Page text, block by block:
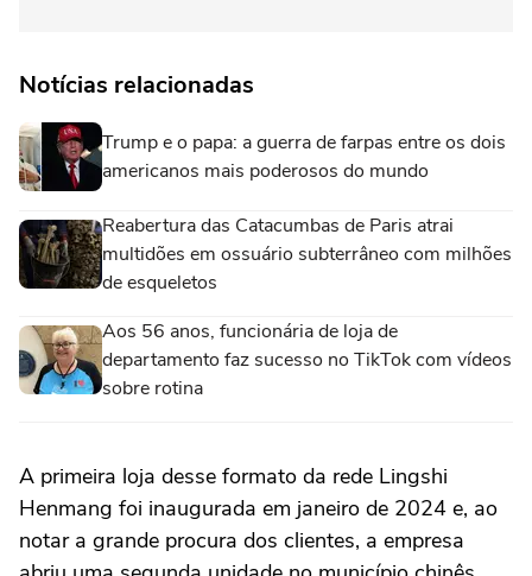
Notícias relacionadas
Trump e o papa: a guerra de farpas entre os dois
americanos mais poderosos do mundo
Reabertura das Catacumbas de Paris atrai
multidões em ossuário subterrâneo com milhões
de esqueletos
Aos 56 anos, funcionária de loja de
departamento faz sucesso no TikTok com vídeos
sobre rotina
A primeira loja desse formato da rede Lingshi
Henmang foi inaugurada em janeiro de 2024 e, ao
notar a grande procura dos clientes, a empresa